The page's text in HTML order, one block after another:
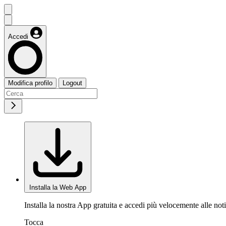
Accedi
Modifica profilo Logout
Installa la Web App
Installa la nostra App gratuita e accedi più velocemente alle
Tocca